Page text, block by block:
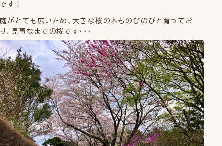
です！
庭がとても広いため、大きな桜の木ものびのびと育ってお
り、見事なまでの桜です・・・